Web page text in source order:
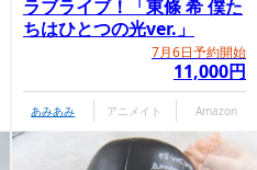
ラブライブ！「東條 希 僕た
ちはひとつの光ver.」
7月6日予約開始
11,000円
あみあみ アニメイト Amazon